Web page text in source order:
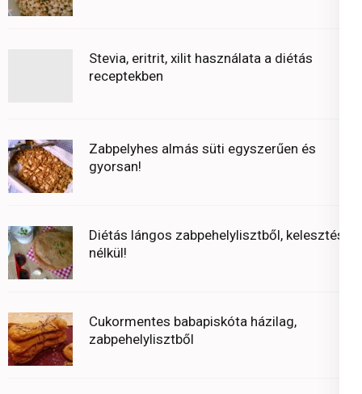
Stevia, eritrit, xilit használata a diétás
receptekben
Zabpelyhes almás süti egyszerűen és
gyorsan!
Diétás lángos zabpehelylisztből, kelesztés
nélkül!
Cukormentes babapiskóta házilag,
zabpehelylisztből